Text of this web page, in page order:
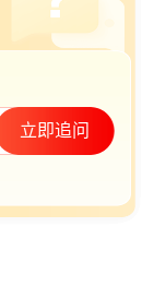
立即追问